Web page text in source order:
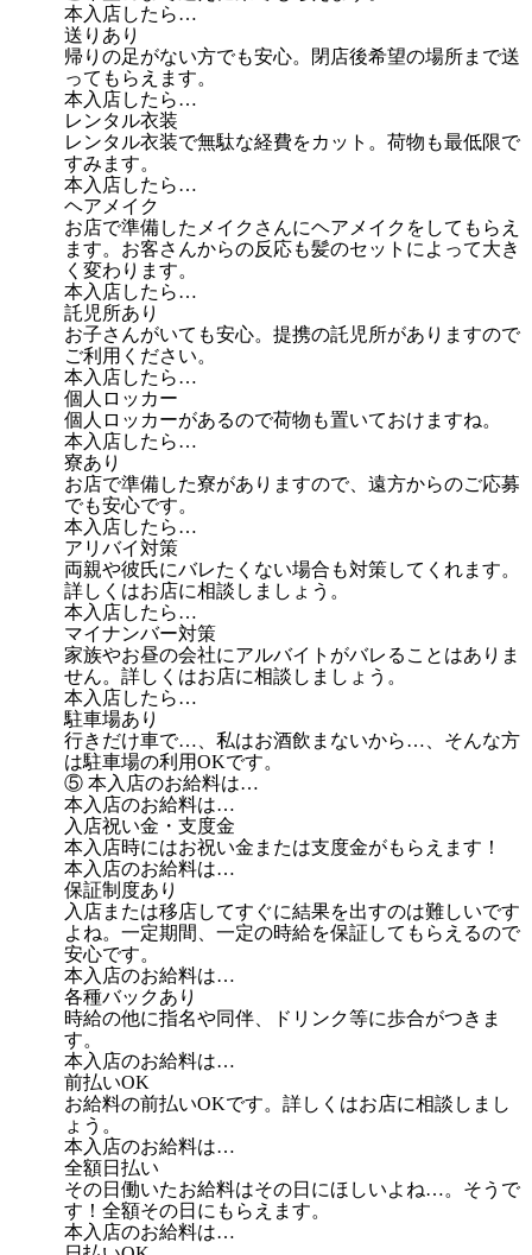
本入店したら…
送りあり
帰りの足がない方でも安心。閉店後希望の場所まで送
ってもらえます。
本入店したら…
レンタル衣装
レンタル衣装で無駄な経費をカット。荷物も最低限で
すみます。
本入店したら…
ヘアメイク
お店で準備したメイクさんにヘアメイクをしてもらえ
ます。お客さんからの反応も髪のセットによって大き
く変わります。
本入店したら…
託児所あり
お子さんがいても安心。提携の託児所がありますので
ご利用ください。
本入店したら…
個人ロッカー
個人ロッカーがあるので荷物も置いておけますね。
本入店したら…
寮あり
お店で準備した寮がありますので、遠方からのご応募
でも安心です。
本入店したら…
アリバイ対策
両親や彼氏にバレたくない場合も対策してくれます。
詳しくはお店に相談しましょう。
本入店したら…
マイナンバー対策
家族やお昼の会社にアルバイトがバレることはありま
せん。詳しくはお店に相談しましょう。
本入店したら…
駐車場あり
行きだけ車で…、私はお酒飲まないから…、そんな方
は駐車場の利用OKです。
⑤ 本入店のお給料は…
本入店のお給料は…
入店祝い金・支度金
本入店時にはお祝い金または支度金がもらえます！
本入店のお給料は…
保証制度あり
入店または移店してすぐに結果を出すのは難しいです
よね。一定期間、一定の時給を保証してもらえるので
安心です。
本入店のお給料は…
各種バックあり
時給の他に指名や同伴、ドリンク等に歩合がつきま
す。
本入店のお給料は…
前払いOK
お給料の前払いOKです。詳しくはお店に相談しまし
ょう。
本入店のお給料は…
全額日払い
その日働いたお給料はその日にほしいよね…。そうで
す！全額その日にもらえます。
本入店のお給料は…